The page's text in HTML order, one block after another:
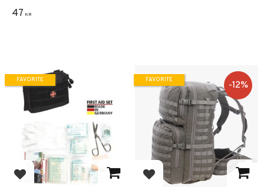
47 KR
Add to favorites
FAVORITE
Add to favorites
12%
FAVORITE